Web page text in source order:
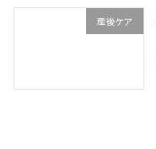
産後ケア